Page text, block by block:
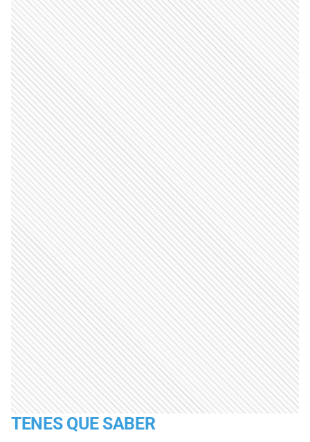
TENES QUE SABER